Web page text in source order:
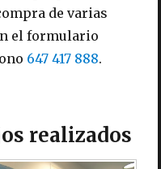
de varias
el formulario
647 417 888.
realizados